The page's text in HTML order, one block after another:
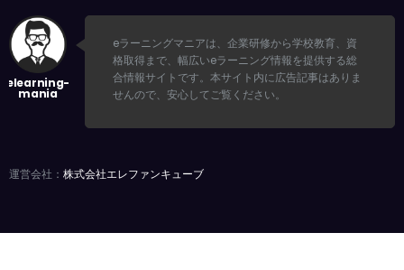
eラーニングマニアは、企業研修から学校教育、資
格取得まで、幅広いeラーニング情報を提供する総
合情報サイトです。本サイト内に広告記事はありま
せんので、安心してご覧ください。
運営会社： 株式会社エレファンキューブ